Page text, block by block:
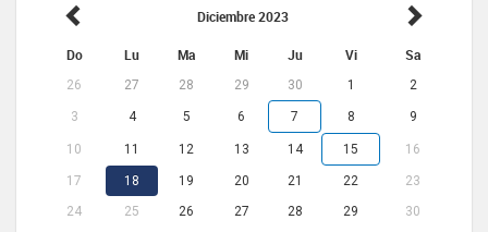
Diciembre 2023
Do Lu Ma Mi Ju Vi Sa
26 27 28 29 30 1 2
3 4 5 6 7 8 9
10 11 12 13 14 15 16
17 18 19 20 21 22
23
24
25 26 27 28 29
30